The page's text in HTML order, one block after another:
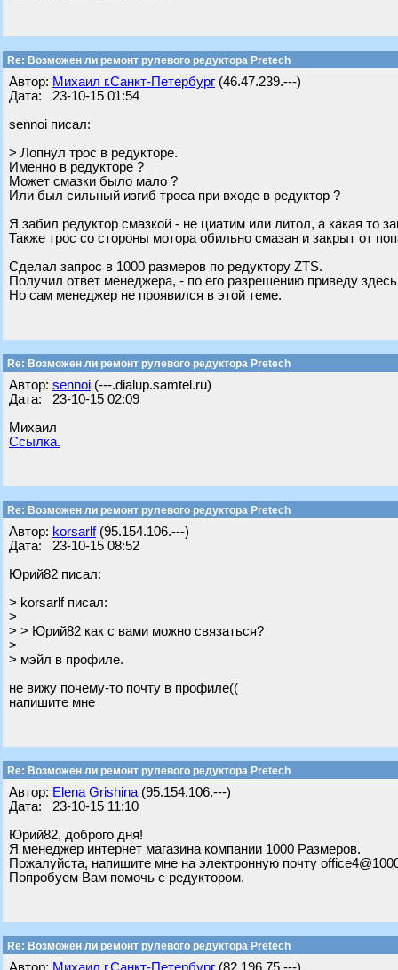
Re: Возможен ли ремонт рулевого редуктора Pretech
Автор: Михаил г.Санкт-Петербург (46.47.239.---)
Дата: 23-10-15 01:54
sennoi писал:
> Лопнул трос в редукторе.
Именно в редукторе ?
Может смазки было мало ?
Или был сильный изгиб троса при входе в редуктор ?
Я забил редуктор смазкой - не циатим или литол, а какая то
Также трос со стороны мотора обильно смазан и закрыт от
Сделал запрос в 1000 размеров по редуктору ZTS.
Получил ответ менеджера, - по его разрешению приведу
Но сам менеджер не проявился в этой теме.
Re: Возможен ли ремонт рулевого редуктора Pretech
Автор: sennoi (---.dialup.samtel.ru)
Дата: 23-10-15 02:09
Михаил
Ссылка.
Re: Возможен ли ремонт рулевого редуктора Pretech
Автор: korsarlf(95.154.106.---)
Дата: 23-10-15 08:52
Юрий82 писал:
> korsarlf писал:
>
> > Юрий82 как с вами можно связаться?
>
> мэйл в профиле.
не вижу почему-то почту в профиле((
напишите мне
Re: Возможен ли ремонт рулевого редуктора Pretech
Автор: Elena Grishina (95.154.106.---)
Дата: 23-10-15 11:10
Юрий82, доброго дня!
Я менеджер интернет магазина компании 1000 Размеров.
Пожалуйста, напишите мне на электронную почту
Попробуем Вам помочь с редуктором.
Re: Возможен ли ремонт рулевого редуктора Pretech